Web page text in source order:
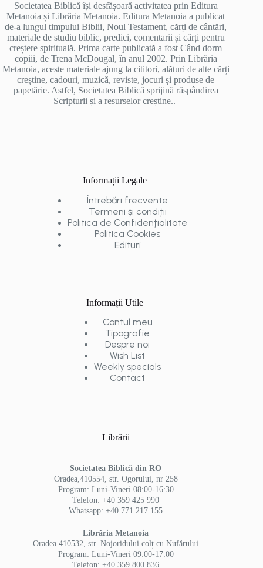
Societatea Biblică își desfășoară activitatea prin Editura
Metanoia și Librăria Metanoia. Editura Metanoia a publicat
de-a lungul timpului Biblii, Noul Testament, cărți de cântări,
materiale de studiu biblic, predici, comentarii și cărți pentru
creștere spirituală. Prima carte publicată a fost Când dorm
copiii, de Trena McDougal, în anul 2002. Prin Librăria
Metanoia, aceste materiale ajung la cititori, alături de alte cărți
creștine, cadouri, muzică, reviste, jocuri și produse de
papetărie. Astfel, Societatea Biblică sprijină răspândirea
Scripturii și a resurselor creștine..
Informații Legale
Întrebări frecvente
Termeni și condiții
Politica de Confidențialitate
Politica Cookies
Edituri
Informații Utile
Contul meu
Tipografie
Despre noi
Wish List
Weekly specials
Contact
Librării
Societatea Biblică din RO
Oradea,410554, str. Ogorului, nr 258
Program: Luni-Vineri 08:00-16:30
Telefon: +40 359 425 990
Whatsapp: +40 771 217 155
Librăria Metanoia
Oradea 410532, str. Nojoridului colț cu Nufărului
Program: Luni-Vineri 09:00-17:00
Telefon: +40 359 800 836